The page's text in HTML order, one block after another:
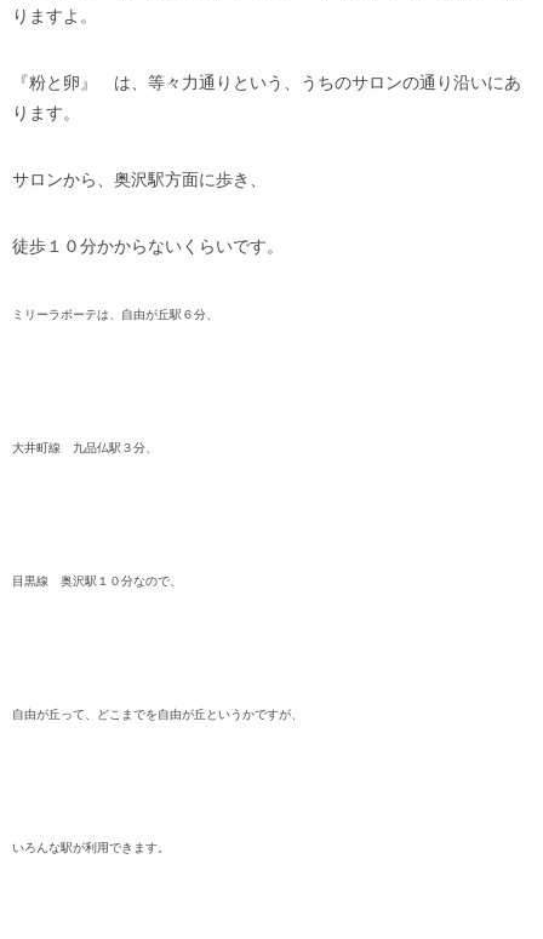
りますよ。
『粉と卵』 は、等々力通りという、うちのサロンの通り沿いにあ
ります。
サロンから、奥沢駅方面に歩き、
徒歩１０分かからないくらいです。
ミリーラボーテは、自由が丘駅６分、
大井町線 九品仏駅３分、
目黒線 奥沢駅１０分なので、
自由が丘って、どこまでを自由が丘というかですが、
いろんな駅が利用できます。